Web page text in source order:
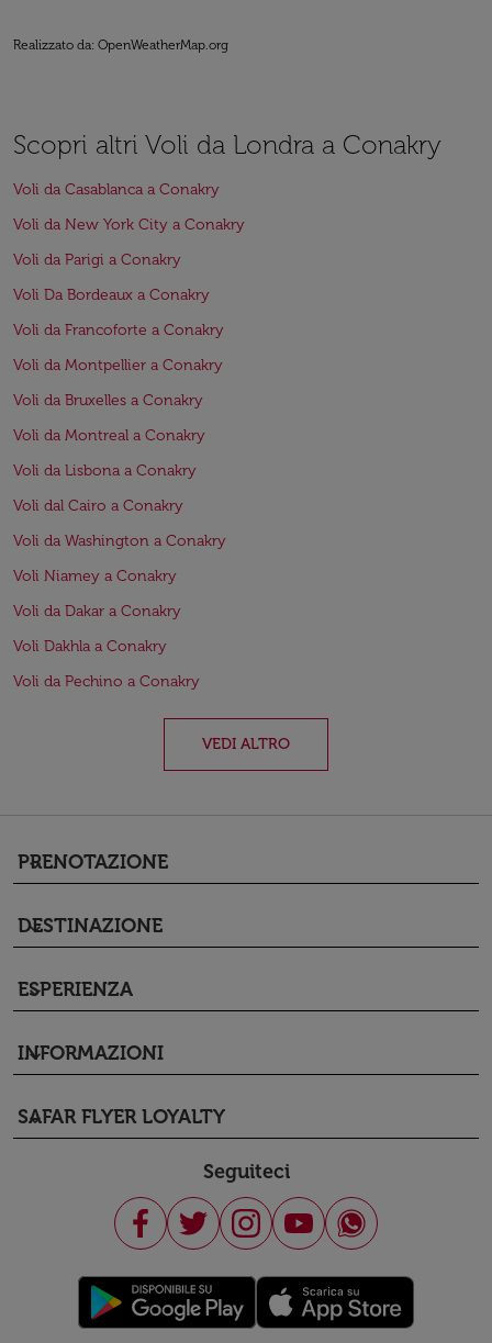
Realizzato da: OpenWeatherMap.org
Scopri altri Voli da Londra a Conakry
Voli da Casablanca a Conakry
Voli da New York City a Conakry
Voli da Parigi a Conakry
Voli Da Bordeaux a Conakry
Voli da Francoforte a Conakry
Voli da Montpellier a Conakry
Voli da Bruxelles a Conakry
Voli da Montreal a Conakry
Voli da Lisbona a Conakry
Voli dal Cairo a Conakry
Voli da Washington a Conakry
Voli Niamey a Conakry
Voli da Dakar a Conakry
Voli Dakhla a Conakry
Voli da Pechino a Conakry
VEDI ALTRO
PRENOTAZIONE
keyboard_arrow_down
DESTINAZIONE
keyboard_arrow_down
ESPERIENZA
keyboard_arrow_down
INFORMAZIONI
keyboard_arrow_down
SAFAR FLYER LOYALTY
keyboard_arrow_down
Seguiteci